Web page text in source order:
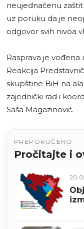
neujednačenu
uz poruku da je
odgovor svih nivoa
Rasprava je
Reakcija
skupštine BiH na
zajednički rad i
Saša Magazinović.
PREPORUČENO
Pročitajte i